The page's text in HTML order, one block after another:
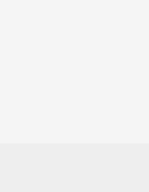
oranı nedir?